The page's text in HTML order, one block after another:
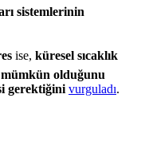
sistemlerinin
ise, küresel sıcaklık
mümkün olduğunu
gerektiğini vurguladı.